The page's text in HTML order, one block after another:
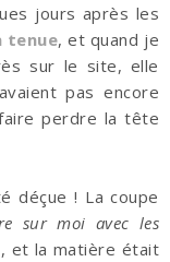
jours après les
tenue, et quand je
sur le site, elle
pas encore
perdre la tête
déçue ! La coupe
sur moi avec les
et la matière était